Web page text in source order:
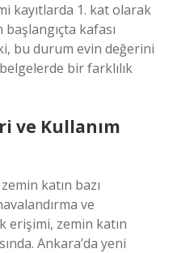
kayıtlarda 1. kat olarak
kafası
bu durum evin değerini
bir farklılık
ve Kullanım
katın bazı
ve
erişimi, zemin katın
Ankara’da yeni